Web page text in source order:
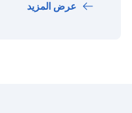
عرض المزيد